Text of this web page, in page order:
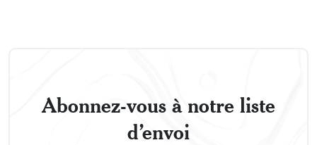
Abonnez-vous à notre liste
d’envoi